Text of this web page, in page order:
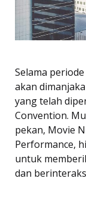
Selama
akan
yang telah
Convention.
pekan, Movie
Performance,
untuk
dan